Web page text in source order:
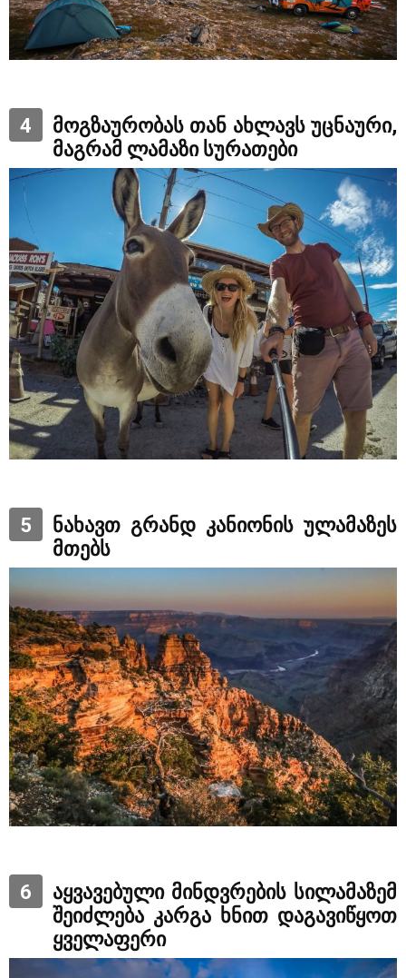
4
მოგზაურობას თან ახლავს უცნაური,
მაგრამ ლამაზი სურათები
5
ნახავთ გრანდ კანიონის ულამაზეს
მთებს
6
აყვავებული მინდვრების სილამაზემ
შეიძლება კარგა ხნით დაგავიწყოთ
ყველაფერი